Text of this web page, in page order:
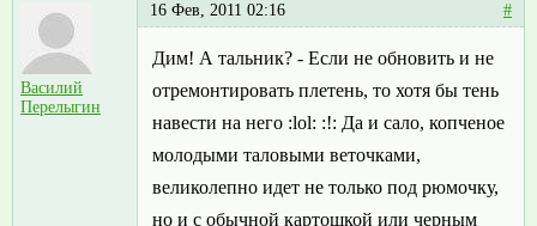
Василий
Перелыгин
16 Фев, 2011 02:16 #
Дим! А тальник? - Если не обновить и не
отремонтировать плетень, то хотя бы тень
навести на него :lol: :!: Да и сало, копченое
молодыми таловыми веточками,
великолепно идет не только под рюмочку,
но и с обычной картошкой или черным